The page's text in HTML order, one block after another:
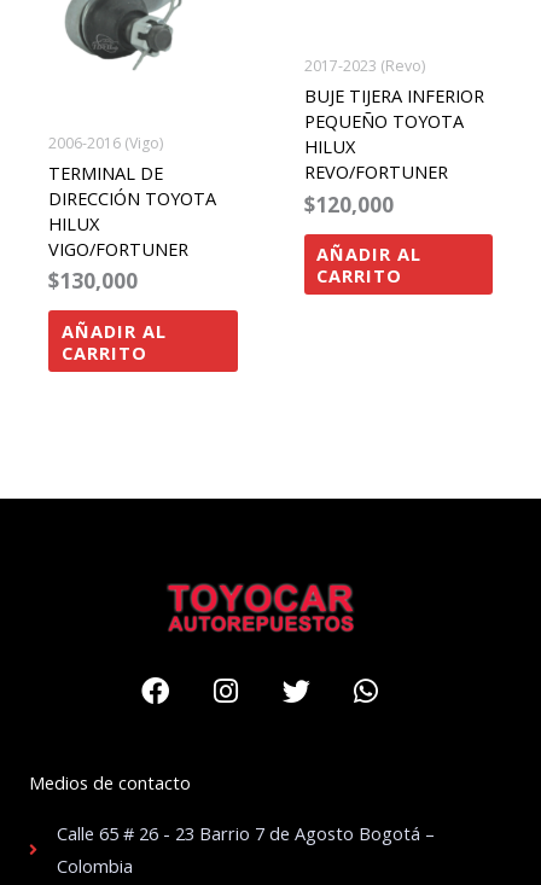
2006-2016 (Vigo)
TERMINAL DE
DIRECCIÓN TOYOTA
HILUX
VIGO/FORTUNER
$130,000
AÑADIR AL
CARRITO
2017-2023 (Revo)
BUJE TIJERA INFERIOR
PEQUEÑO TOYOTA
HILUX
REVO/FORTUNER
$120,000
AÑADIR AL
CARRITO
FacebookInstagram
TwitterWhatsapp
Medios de contacto
Calle 65 # 26 - 23 Barrio 7 de Agosto Bogotá –
Colombia